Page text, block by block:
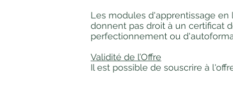
Les modules d'apprentissage
donnent pas droit à un certificat
perfectionnement ou
Validité de l’Offre
Il est possible de souscrire à